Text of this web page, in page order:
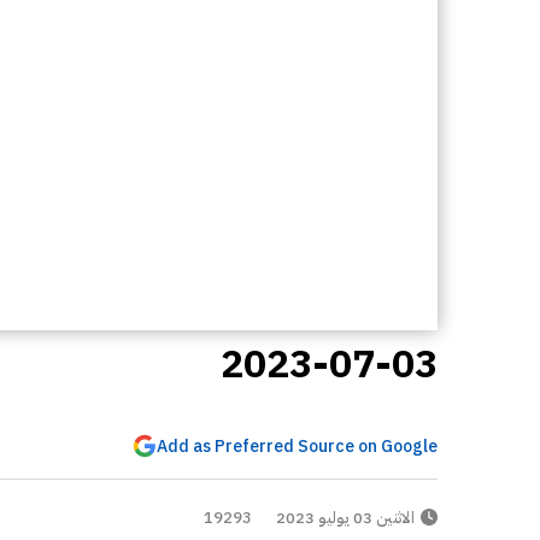
2023-07-03
Add as Preferred Source on Google
الاثنين 03 يوليو 2023 19293